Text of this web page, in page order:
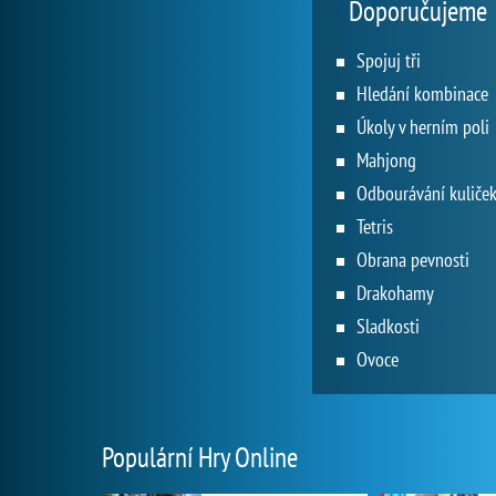
Doporučujeme
Spojuj tři
Hledání kombinace
Úkoly v herním poli
Mahjong
Odbourávání kuliček
Tetris
Obrana pevnosti
Drakohamy
Sladkosti
Ovoce
Populární Hry Online